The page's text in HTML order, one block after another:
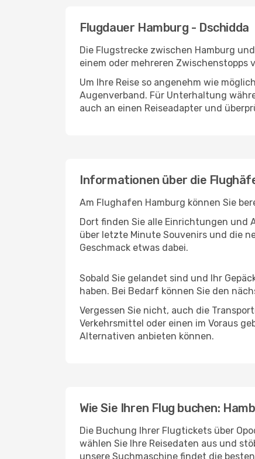
Flugdauer Hamburg - Dschidda
Die Flugstrecke zwischen Hamburg
einem oder mehreren
Um Ihre Reise so angenehm wie
Augenverband. Für Unterhaltung
auch an einen Reiseadapter und
Informationen über die
Am Flughafen Hamburg können Sie
Dort finden Sie alle Einrichtungen und
über letzte Minute Souvenirs und die
Geschmack etwas dabei.
Sobald Sie gelandet sind und Ihr
haben. Bei Bedarf können Sie den
Vergessen Sie nicht, auch die
Verkehrsmittel oder einen im Voraus
Alternativen anbieten können.
Wie Sie Ihren Flug buchen:
Die Buchung Ihrer Flugtickets über
wählen Sie Ihre Reisedaten aus und
unsere Suchmaschine findet die